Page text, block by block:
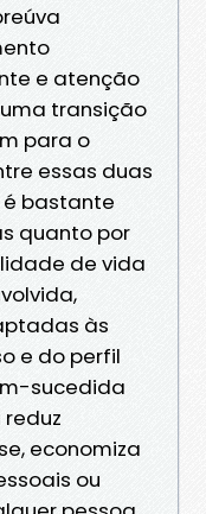
e atenção
transição
para o
essas duas
bastante
quanto por
de vida
às
e do perfil
sucedida
economiza
ou